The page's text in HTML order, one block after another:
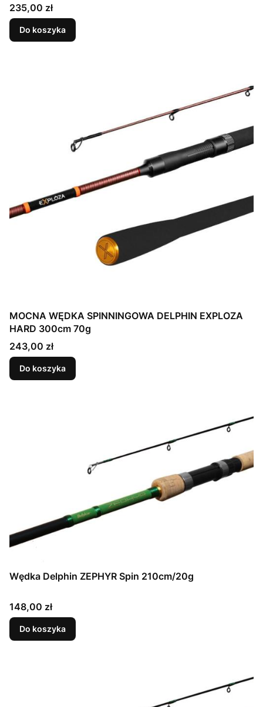
Cena
235,00 zł
Do koszyka
MOCNA WĘDKA SPINNINGOWA DELPHIN EXPLOZA
HARD 300cm 70g
Cena
243,00 zł
Do koszyka
Wędka Delphin ZEPHYR Spin 210cm/20g
Cena
148,00 zł
Do koszyka